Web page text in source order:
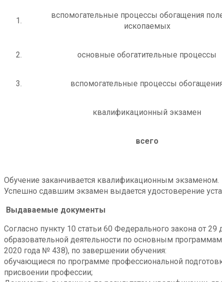
1.
вспомогательные процессы обогащения
ископаемых
2. основные обогатительные процессы
3. вспомогательные процессы
квалификационный экзамен
всего
Обучение заканчивается квалификационным экзаменом.
Успешно сдавшим экзамен выдается удостоверение
Выдаваемые документы
Согласно пункту 10 статьи 60 Федерального закона от
образовательной деятельности по основным
2020 года № 438), по завершении обучения:
обучающиеся по программе профессиональной
присвоении профессии;